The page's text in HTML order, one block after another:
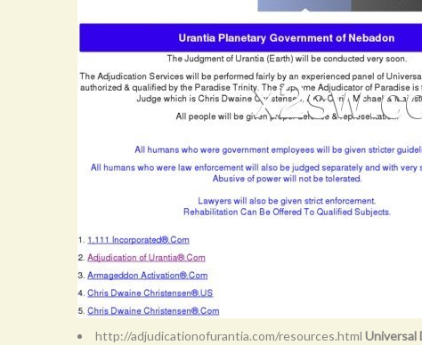
http://adjudicationofurantia.com/resources.html Universal